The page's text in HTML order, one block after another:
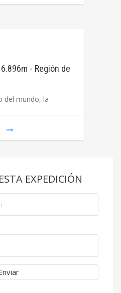
- Región de
del mundo, la
EXPEDICIÓN